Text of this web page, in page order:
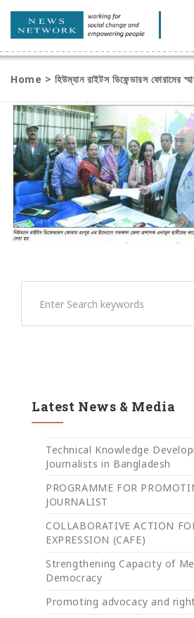
Home >হিউম্যান রাইটস ডিফেন্ডারস ফোরামের
Latest News & Media
Technical Knowledge
Journalists in Bangladesh
PROGRAMME FOR
JOURNALIST
COLLABORATIVE ACTION
EXPRESSION (CAFE)
Strengthening Capacity of
Democracy
Promoting advocacy and